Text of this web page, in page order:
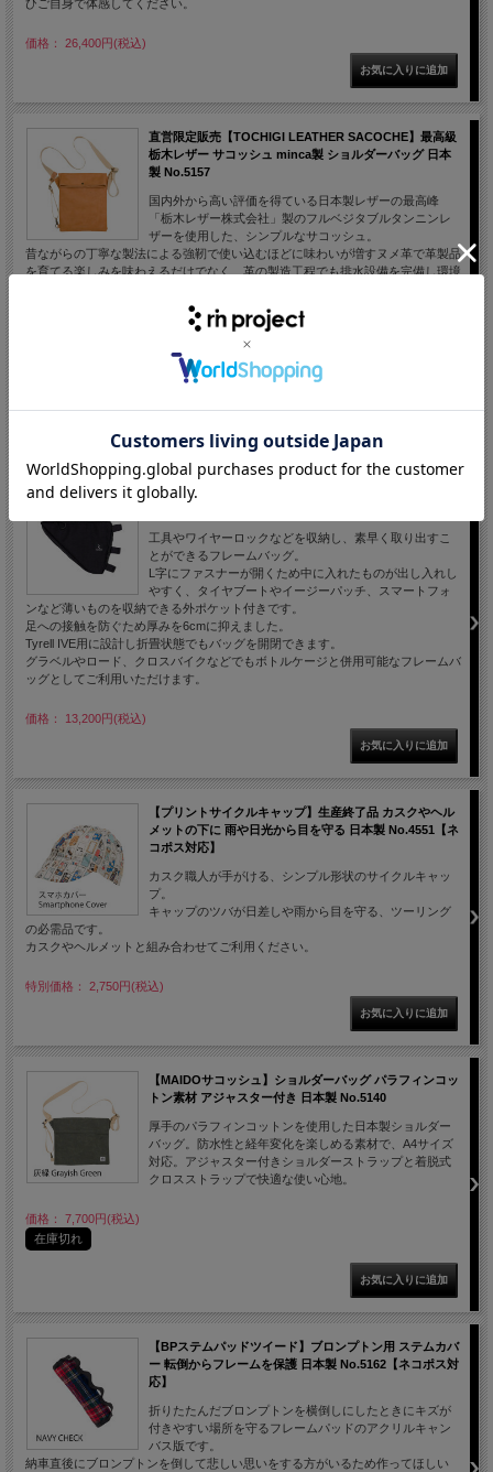
ひご自身で体感してください。
価格： 26,400円(税込)
直営限定販売【TOCHIGI LEATHER SACOCHE】最高級
栃木レザー サコッシュ minca製 ショルダーバッグ 日本
製 No.5157
国内外から高い評価を得ている日本製レザーの最高峰
「栃木レザー株式会社」製のフルベジタブルタンニンレ
ザーを使用した、シンプルなサコッシュ。
昔ながらの丁寧な製法による強靭で使い込むほどに味わいが増すヌメ革で革製品
を育てる楽しみを味わえるだけでなく、革の製造工程でも排水設備を完備し環境
製造は栃木レザーの扱いに精通した北千住の「minca」様に依頼し、どんなスタ
イルにも寄りそえる、ナチュラルでシンプルな表情にこだわりました。
【フレームバッグ】Tyrell IVE用 畳んでも使える グラベ
工具やワイヤーロックなどを収納し、素早く取り出すこ
とができるフレームバッグ。
L字にファスナーが開くため中に入れたものが出し入れし
やすく、タイヤブートやイージーパッチ、スマートフォ
ンなど薄いものを収納できる外ポケット付きです。
足への接触を防ぐため厚みを6cmに抑えました。
Tyrell IVE用に設計し折畳状態でもバッグを開閉できます。
グラベルやロード、クロスバイクなどでもボトルケージと併用可能なフレームバ
ッグとしてご利用いただけます。
価格： 13,200円(税込)
【プリントサイクルキャップ】生産終了品 カスクやヘル
メットの下に 雨や日光から目を守る 日本製 No.4551【ネ
コポス対応】
カスク職人が手がける、シンプル形状のサイクルキャッ
プ。
キャップのツバが日差しや雨から目を守る、ツーリング
の必需品です。
カスクやヘルメットと組み合わせてご利用ください。
特別価格： 2,750円(税込)
【MAIDOサコッシュ】ショルダーバッグ パラフィンコッ
トン素材 アジャスター付き 日本製 No.5140
厚手のパラフィンコットンを使用した日本製ショルダー
バッグ。防水性と経年変化を楽しめる素材で、A4サイズ
対応。アジャスター付きショルダーストラップと着脱式
クロスストラップで快適な使い心地。
価格： 7,700円(税込)
在庫切れ
【BPステムパッドツイード】ブロンプトン用 ステムカバ
ー 転倒からフレームを保護 日本製 No.5162【ネコポス対
応】
折りたたんだブロンプトンを横倒しにしたときにキズが
付きやすい場所を守るフレームパッドのアクリルキャン
バス版です。
納車直後にブロンプトンを倒して悲しい思いをする方がいるため作ってほしい